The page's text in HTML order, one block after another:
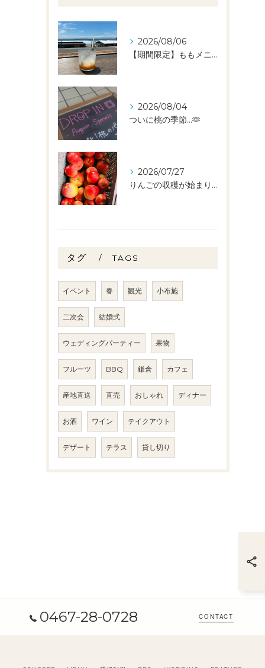
2026/08/06
【期間限定】ももメニュー🍑スタートしました✨️
2026/08/04
ついに桃の季節…🫶
2026/07/27
りんごの収穫が始まりました🧑‍🌾🍎
タグ TAGS
イベント 春 観光 小布施
二次会 結婚式
ウェディングパーティー 果物
フルーツ BBQ 鎌倉 カフェ
産地直送 直売 おしゃれ ディナー
お酒 ワイン テイクアウト
デザート テラス 貸し切り
0467-28-0728 CONTACT